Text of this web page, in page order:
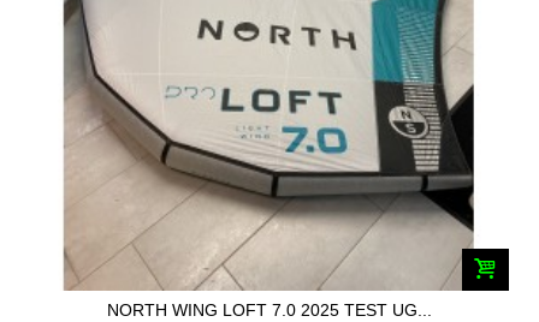
NORTH WING LOFT 7.0 2025 TEST UG...